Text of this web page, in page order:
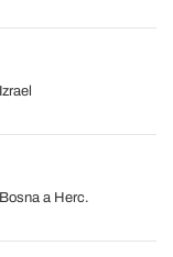
Izrael
Bosna a Herc.